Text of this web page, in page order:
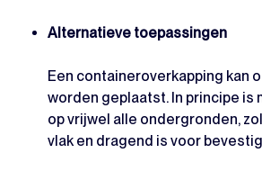
Alternatieve toepassingen
Een containeroverkapping kan
worden geplaatst. In principe is
op vrijwel alle ondergronden,
vlak en dragend is voor